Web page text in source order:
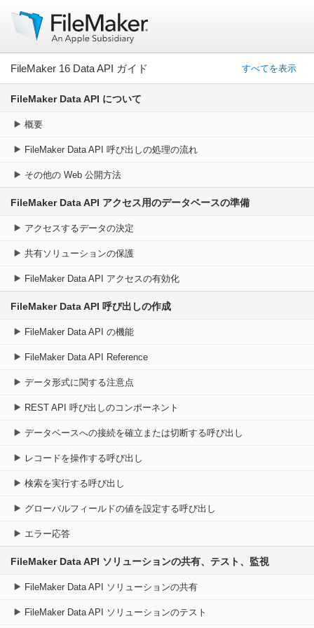
FileMaker 16 Data API ガイド すべてを表示
FileMaker Data API について
概要
FileMaker Data API 呼び出しの処理の流れ
その他の Web 公開方法
FileMaker Data API アクセス用のデータベースの準備
アクセスするデータの決定
共有ソリューションの保護
FileMaker Data API アクセスの有効化
FileMaker Data API 呼び出しの作成
FileMaker Data API の機能
FileMaker Data API Reference
データ形式に関する注意点
REST API 呼び出しのコンポーネント
データベースへの接続を確立または切断する呼び出し
レコードを操作する呼び出し
検索を実行する呼び出し
グローバルフィールドの値を設定する呼び出し
エラー応答
FileMaker Data API ソリューションの共有、テスト、監視
FileMaker Data API ソリューションの共有
FileMaker Data API ソリューションのテスト